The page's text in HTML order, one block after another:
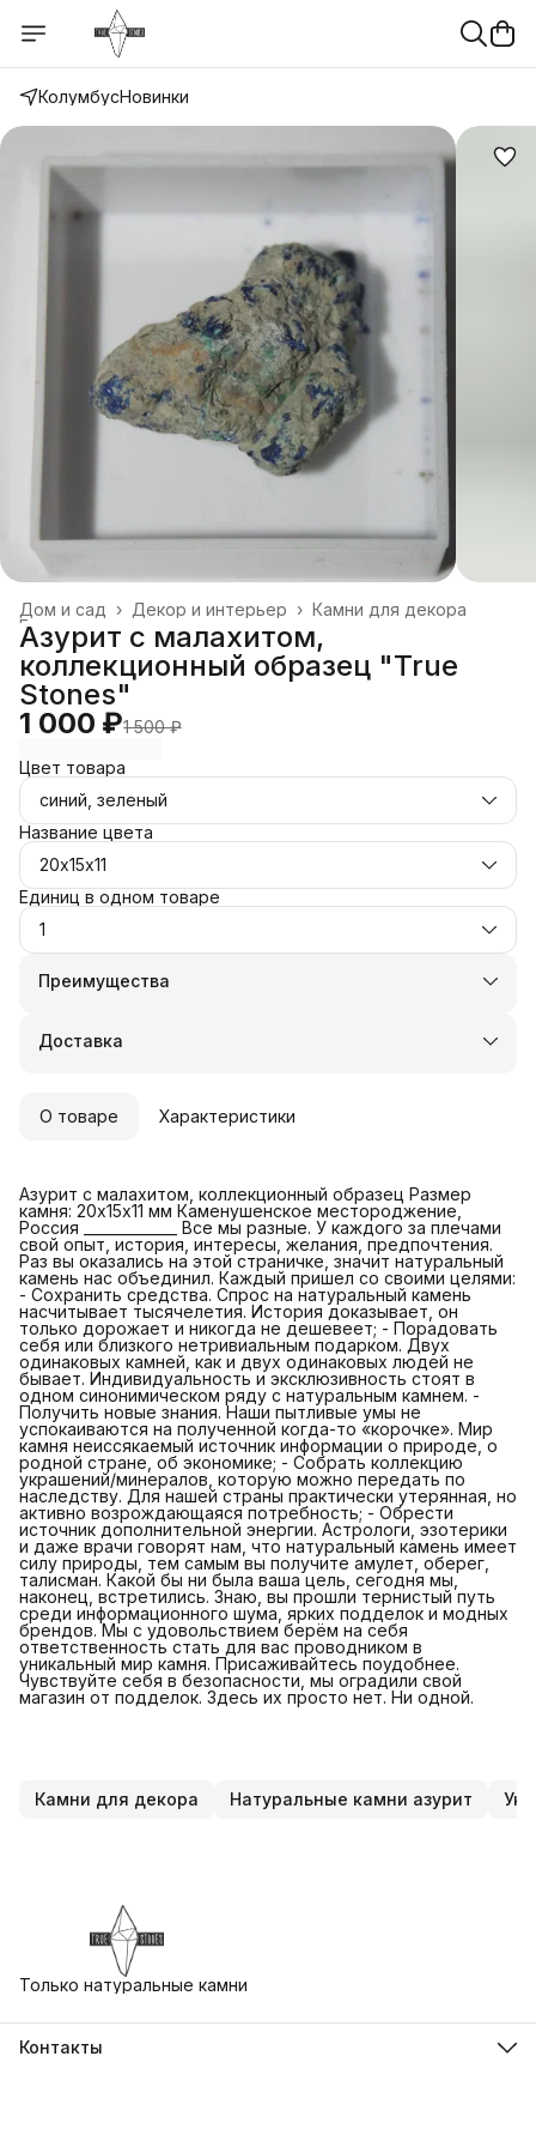
КолумбусНовинки
Камни для декора
Декор и интерьер ›
Дом и сад ›
Главная
Азурит с малахитом,
коллекционный образец "True
Stones"
1 000 ₽1 500 ₽
Цвет товара
синий, зеленый
Название цвета
20х15х11
Единиц в одном товаре
1
Преимущества
Оплата частями в Сплит
Удобный возврат
Доставка
О товаре Характеристики
Азурит с малахитом, коллекционный образец Размер
камня: 20х15х11 мм Каменушенское местороджение,
Россия _____________ Все мы разные. У каждого за плечами
свой опыт, история, интересы, желания, предпочтения.
Раз вы оказались на этой страничке, значит натуральный
камень нас объединил. Каждый пришел со своими целями:
- Сохранить средства. Спрос на натуральный камень
насчитывает тысячелетия. История доказывает, он
только дорожает и никогда не дешевеет; - Порадовать
себя или близкого нетривиальным подарком. Двух
одинаковых камней, как и двух одинаковых людей не
бывает. Индивидуальность и эксклюзивность стоят в
одном синонимическом ряду с натуральным камнем. -
Получить новые знания. Наши пытливые умы не
успокаиваются на полученной когда-то «корочке». Мир
камня неиссякаемый источник информации о природе, о
родной стране, об экономике; - Собрать коллекцию
украшений/минералов, которую можно передать по
наследству. Для нашей страны практически утерянная, но
активно возрождающаяся потребность; - Обрести
источник дополнительной энергии. Астрологи, эзотерики
и даже врачи говорят нам, что натуральный камень имеет
силу природы, тем самым вы получите амулет, оберег,
талисман. Какой бы ни была ваша цель, сегодня мы,
наконец, встретились. Знаю, вы прошли тернистый путь
среди информационного шума, ярких подделок и модных
брендов. Мы с удовольствием берём на себя
ответственность стать для вас проводником в
уникальный мир камня. Присаживайтесь поудобнее.
Чувствуйте себя в безопасности, мы оградили свой
магазин от подделок. Здесь их просто нет. Ни одной.
Камни для декора Натуральные камни азурит
Только натуральные камни
Контакты